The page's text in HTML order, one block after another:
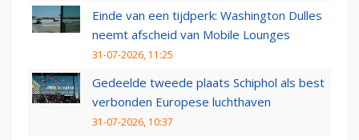
Einde van een tijdperk: Washington Dulles
neemt afscheid van Mobile Lounges
31-07-2026, 11:25
Gedeelde tweede plaats Schiphol als best
verbonden Europese luchthaven
31-07-2026, 10:37